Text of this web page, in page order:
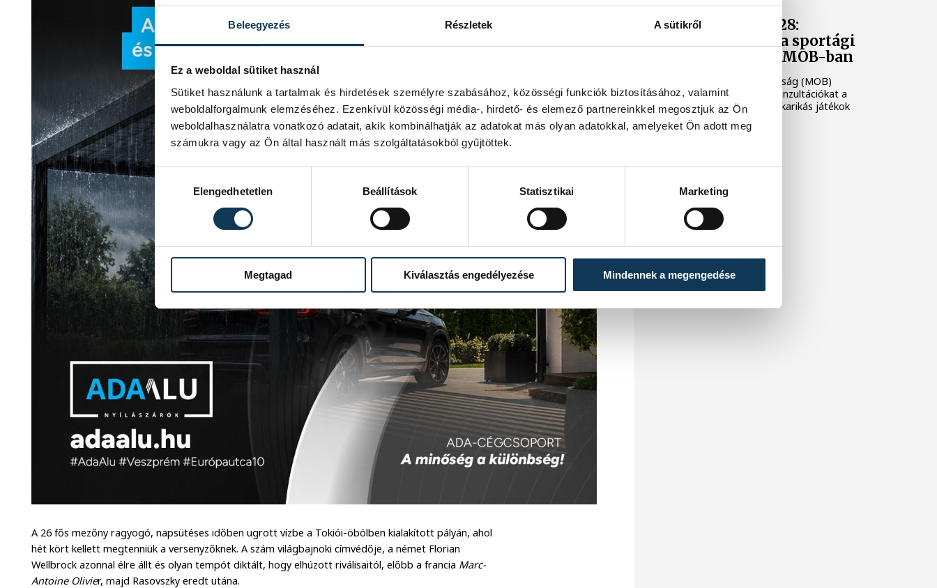
Beleegyezés Részletek A sütikről
Ez a weboldal sütiket használ
Sütiket használunk a tartalmak és hirdetések személyre szabásához, közösségi funkciók biztosításához, valamint
weboldalforgalmunk elemzéséhez. Ezenkívül közösségi média-, hirdető- és elemező partnereinkkel megosztjuk az Ön
weboldalhasználatra vonatkozó adatait, akik kombinálhatják az adatokat más olyan adatokkal, amelyeket Ön adott meg
számukra vagy az Ön által használt más szolgáltatásokból gyűjtöttek.
Hozzájárulás kiválasztása
Elengedhetetlen
Beállítások Statisztikai Marketing
Megtagad Kiválasztás engedélyezése Mindennek a megengedése
A 26 fős mezőny ragyogó, napsütéses időben ugrott vízbe a Tokiói-öbölben kialakított pályán, ahol
hét kört kellett megtenniük a versenyzőknek. A szám világbajnoki címvédője, a német Florian
Wellbrock azonnal élre állt és olyan tempót diktált, hogy elhúzott riválisaitól, előbb a francia Marc-
Antoine Olivier, majd Rasovszky eredt utána.
Los Angeles 2028:
megkezdődtek a sportági
konzultációk a MOB-ban
A Magyar Olimpiai Bizottság (MOB)
megkezdte a sportági konzultációkat a
2028-as Los Angeles-i ötkarikás játékok
előtt.